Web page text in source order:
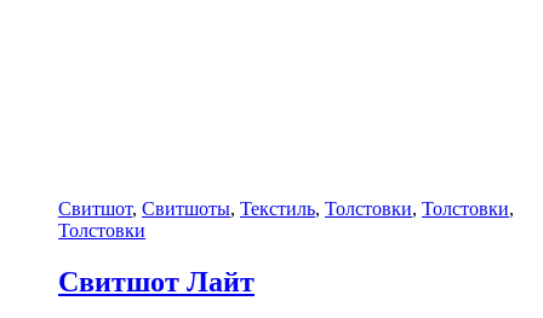
Свитшот, Свитшоты, Текстиль, Толстовки, Толстовки,
Толстовки
Свитшот Лайт